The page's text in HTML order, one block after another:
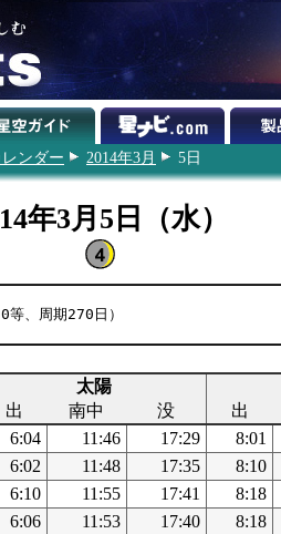
ンダー 2014年3月 5日
年3月5日（水）
、周期270日）
太陽
出 南中 没 出
6:04 11:46 17:29 8:01
6:02 11:48 17:35 8:10
6:10 11:55 17:41 8:18
6:06 11:53 17:40 8:18